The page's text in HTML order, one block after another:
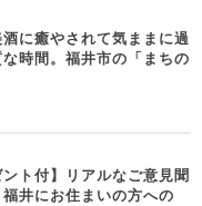
に癒やされて気ままに過
な時間。福井市の「まちの
ント付】リアルなご意見聞
井にお住まいの方への